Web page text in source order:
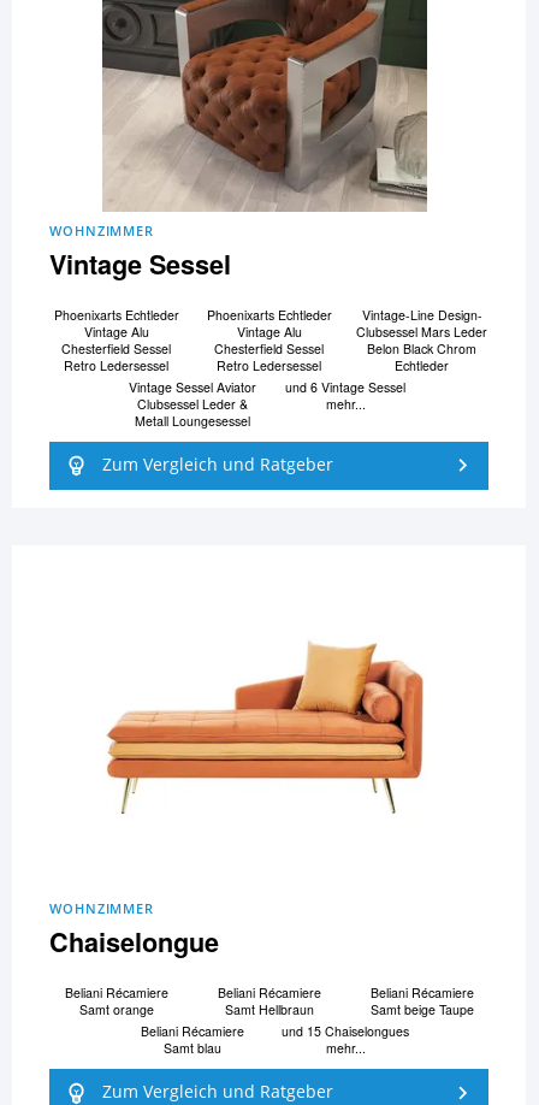
WOHNZIMMER
Vintage Sessel
Phoenixarts Echtleder
Vintage Alu
Chesterfield Sessel
Retro Ledersessel
Phoenixarts Echtleder
Vintage Alu
Chesterfield Sessel
Retro Ledersessel
Vintage-Line Design-
Clubsessel Mars Leder
Belon Black Chrom
Echtleder
Vintage Sessel Aviator
Clubsessel Leder &
Metall Loungesessel
und 6 Vintage Sessel
mehr...
Zum Vergleich und Ratgeber
WOHNZIMMER
Chaiselongue
Beliani Ré­ca­mi­e­re
Samt orange
Beliani Ré­ca­mi­e­re
Samt Hellbraun
Beliani Ré­ca­mi­e­re
Samt beige Taupe
Beliani Ré­ca­mi­e­re
Samt blau
und 15 Chaiselongues
mehr...
Zum Vergleich und Ratgeber